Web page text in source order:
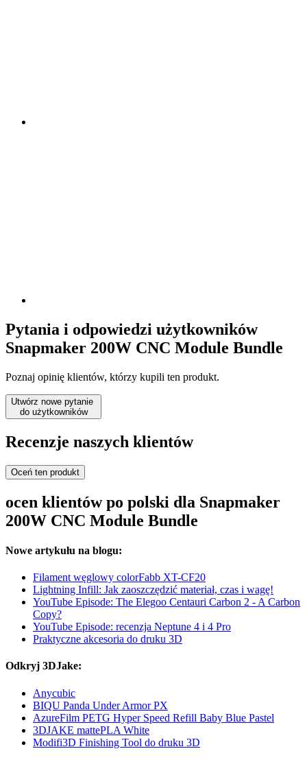
Pytania i odpowiedzi użytkowników
Snapmaker 200W CNC Module Bundle
Poznaj opinię klientów, którzy kupili ten produkt.
Utwórz nowe pytanie
do użytkowników
Recenzje naszych klientów
Oceń ten produkt
ocen klientów po polski dla Snapmaker
200W CNC Module Bundle
Nowe artykułu na blogu:
Filament węglowy colorFabb XT-CF20
Lightning Infill: Jak zaoszczędzić materiał, czas i wagę!
YouTube Episode: The Elegoo Centauri Carbon 2 - A Carbon
Copy?
YouTube Episode: recenzja Neptune 4 i 4 Pro
Praktyczne akcesoria do druku 3D
Odkryj 3DJake:
Anycubic
BIQU Panda Under Armor PX
AzureFilm PETG Hyper Speed Refill Baby Blue Pastel
3DJAKE mattePLA White
Modifi3D Finishing Tool do druku 3D